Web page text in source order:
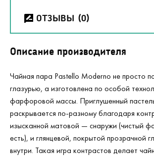
ОТЗЫВЫ (0)
Описание производителя
Чайная пара Pastello Moderno не просто
глазурью, а изготовлена по особой
фарфоровой массы. Приглушенный
раскрывается по-разному благодаря
изысканной матовой — снаружи (чистый
есть), и глянцевой, покрытой прозрачной
внутри. Такая игра контрастов делает